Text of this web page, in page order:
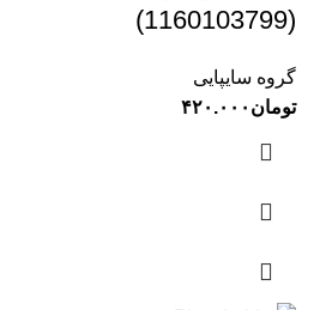
(1160103799)
گروه سایپایی
تومان ۴۲۰.۰۰۰